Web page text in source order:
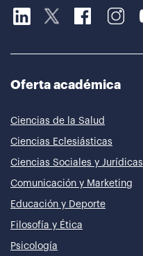
Oferta académica
Ciencias de la Salud
Ciencias Eclesiásticas
Ciencias Sociales y Jurídicas
Comunicación y Marketing
Educación y Deporte
Filosofía y Ética
Psicología